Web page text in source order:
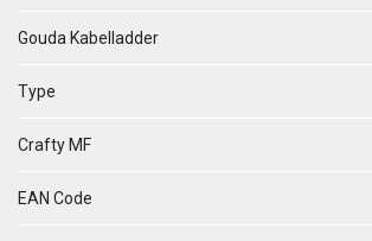
Gouda Kabelladder
Type
Crafty MF
EAN Code